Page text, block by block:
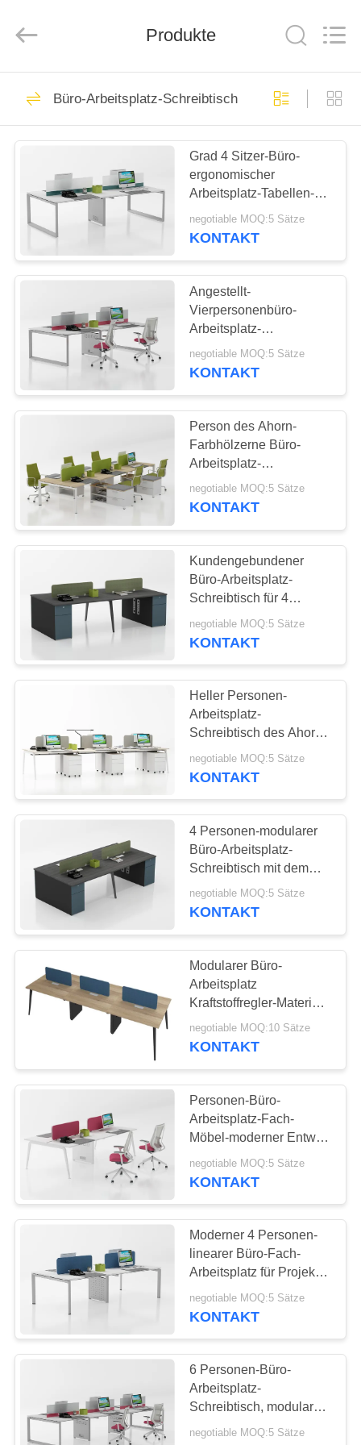
HAUS
PRODUKTE
ÜBER
UNS
FABRIK-
QUALITÄTSKONTROLLE
TRETEN
SIE
UNS
VERBINDUNG
NACHRICHTEN
FORDERN
EIN
SITEMAP
PRIVACY
Stahlbüro-
Schließfächer
194
Stahlbüro-Schrank
198
Büro-Seitenteil-
CAB-Dateien
Vertikale
Stahlaktenschränke
Mobiles Sockel-
Kabinett
Dünnes
Metallspeicher-
Kabinett
60
Stahlspeichergestelle
Büro-Arbeitsplatz-
Schreibtisch
Produkte
Büro-Arbeitsplatz-Schreibtisch
Grad 4 Sitzer-Büro-
ergonomischer
Arbeitsplatz-Tabellen-
Schreibtisch-linearer
offener E0 für Personal
negotiable MOQ:5 Sätze
KONTAKT
Angestellt-
Vierpersonenbüro-
Arbeitsplatz-
Schreibtisch/modulare
Arbeitsplatz-Tabelle
negotiable MOQ:5 Sätze
KONTAKT
Person des Ahorn-
Farbhölzerne Büro-
Arbeitsplatz-
Schreibtisch-Möbel-
Melamin-Fach-6
negotiable MOQ:5 Sätze
KONTAKT
Kundengebundener
Büro-Arbeitsplatz-
Schreibtisch für 4
Personen, modulare
Arbeitsplatz-Möbel
negotiable MOQ:5 Sätze
KONTAKT
Heller Personen-
Arbeitsplatz-
Schreibtisch des Ahorn-
Angestellt-6, moderner
Büro-Fach-Schreibtisch
negotiable MOQ:5 Sätze
KONTAKT
4 Personen-modularer
Büro-Arbeitsplatz-
Schreibtisch mit dem
Metallbein und
hölzernem Kabinett
negotiable MOQ:5 Sätze
KONTAKT
Modularer Büro-
Arbeitsplatz
Kraftstoffregler-Material-
4 Pax, Büropersonal-
Schreibtisch
negotiable MOQ:10 Sätze
KONTAKT
Personen-Büro-
Arbeitsplatz-Fach-
Möbel-moderner Entwurf
der Werbungs-4
negotiable MOQ:5 Sätze
KONTAKT
Moderner 4 Personen-
linearer Büro-Fach-
Arbeitsplatz für Projekt-
Entwurf
negotiable MOQ:5 Sätze
KONTAKT
6 Personen-Büro-
Arbeitsplatz-
Schreibtisch, modulares
Büro-Fach-Tabelle
negotiable MOQ:5 Sätze